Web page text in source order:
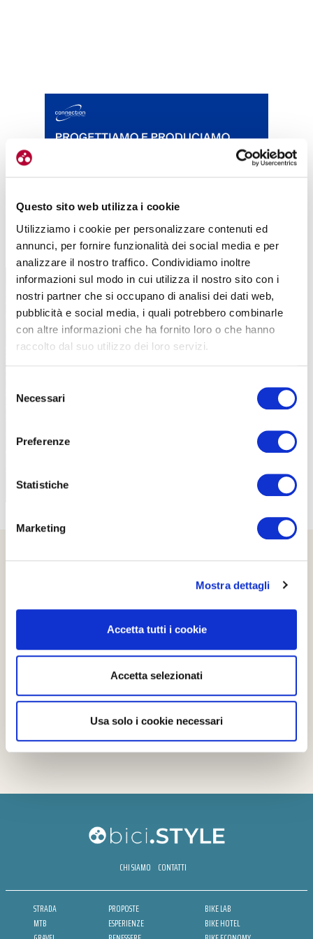
Questo sito web utilizza i cookie
Utilizziamo i cookie per personalizzare contenuti ed
annunci, per fornire funzionalità dei social media e per
analizzare il nostro traffico. Condividiamo inoltre
informazioni sul modo in cui utilizza il nostro sito con i
nostri partner che si occupano di analisi dei dati web,
pubblicità e social media, i quali potrebbero combinarle
con altre informazioni che ha fornito loro o che hanno
raccolto dal suo utilizzo dei loro servizi.
delNecessari
Preferenze
Statistiche
Marketing
Mostra dettagli
Accetta tutti i cookie
Accetta selezionati
Usa solo i cookie necessari
TUTTE LE CATEGORIE DEL MAGAZINE
CHI SIAMO CONTATTI
STRADA
MTB
PROPOSTE
ESPERIENZE
BIKE LAB
BIKE HOTEL